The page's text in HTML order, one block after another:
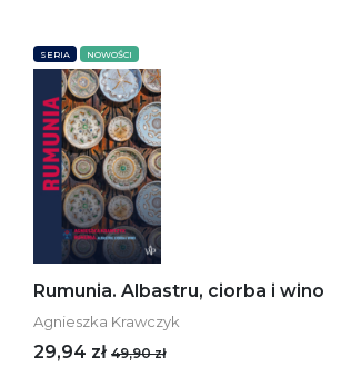
SERIA NOWOŚCI
Rumunia. Albastru, ciorba i wino
Agnieszka Krawczyk
29,94 zł 49,90 zł